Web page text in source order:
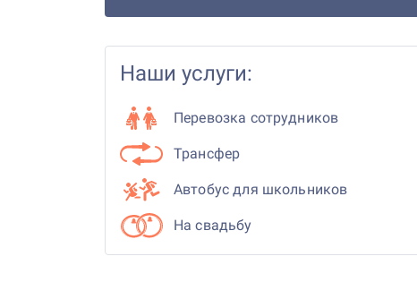
Наши услуги:
Перевозка сотрудников
Трансфер
Автобус для школьников
На свадьбу